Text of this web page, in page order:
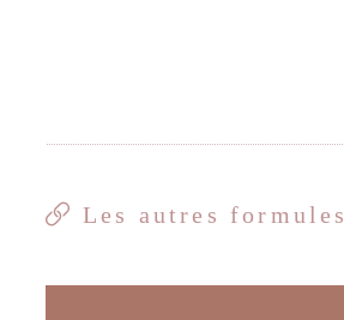
Les autres formules